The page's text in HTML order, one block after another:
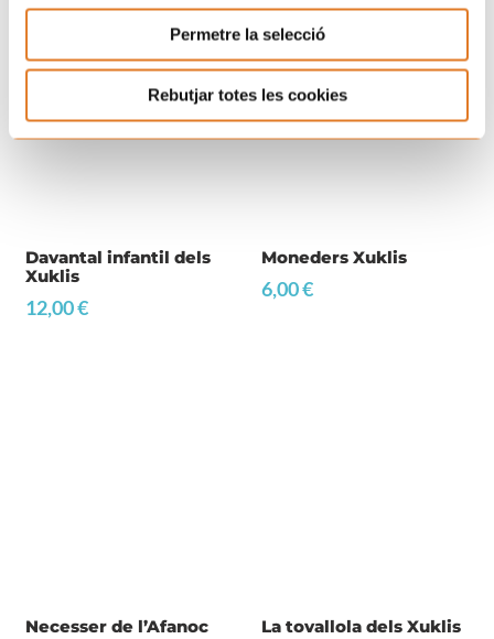
Permetre la selecció
Rebutjar totes les cookies
Davantal infantil dels
Xuklis
12,00€
Moneders Xuklis
6,00€
Necesser de l’Afanoc La tovallola dels Xuklis